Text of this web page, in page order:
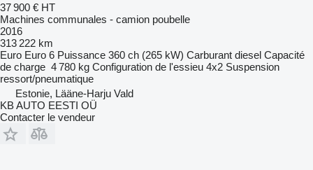
37 900 € HT
Machines communales - camion poubelle
2016
313 222 km
Euro Euro 6 Puissance 360 ch (265 kW) Carburant diesel Capacité
de charge 4 780 kg Configuration de l'essieu 4x2 Suspension
ressort/pneumatique
Estonie, Lääne-Harju Vald
KB AUTO EESTI OÜ
Contacter le vendeur